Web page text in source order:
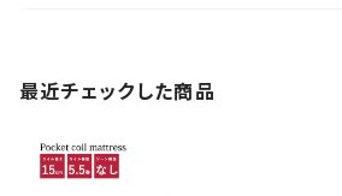
最近チェックした商品